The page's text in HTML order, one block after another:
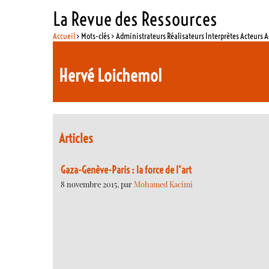
La Revue des Ressources
Accueil> Mots-clés > Administrateurs Réalisateurs Interprètes Acteurs
Hervé Loichemol
Articles
Gaza-Genève-Paris : la force de l’art
8 novembre 2015, parMohamed Kacimi